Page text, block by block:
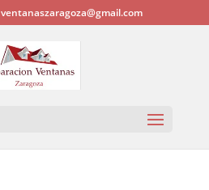
ventanaszaragoza@gmail.com